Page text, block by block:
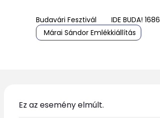
Budavári Fesztivál IDE BUDA! 1686
Márai Sándor Emlékkiállítás
Ez az esemény elmúlt.